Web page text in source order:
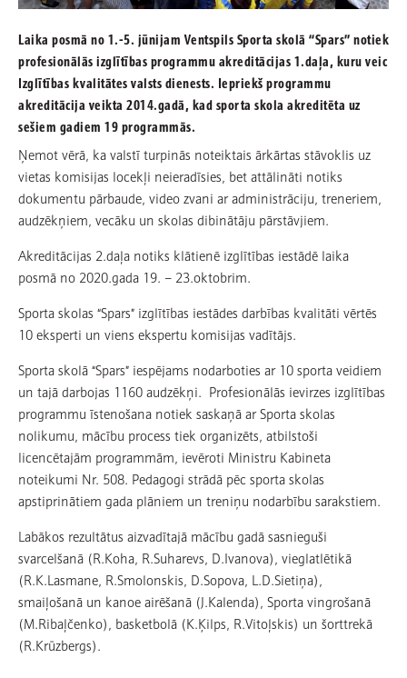
Laika posmā no 1.-5. jūnijam Ventspils Sporta skolā “Spars” notiek
profesionālās izglītības programmu akreditācijas 1.daļa, kuru veic
Izglītības kvalitātes valsts dienests. Iepriekš programmu
akreditācija veikta 2014.gadā, kad sporta skola akreditēta uz
sešiem gadiem 19 programmās.
Ņemot vērā, ka valstī turpinās noteiktais ārkārtas stāvoklis uz
vietas komisijas locekļi neieradīsies, bet attālināti notiks
dokumentu pārbaude, video zvani ar administrāciju, treneriem,
audzēkņiem, vecāku un skolas dibinātāju pārstāvjiem.
Akreditācijas 2.daļa notiks klātienē izglītības iestādē laika
posmā no 2020.gada 19. – 23.oktobrim.
Sporta skolas “Spars” izglītības iestādes darbības kvalitāti vērtēs
10 eksperti un viens ekspertu komisijas vadītājs.
Sporta skolā “Spars” iespējams nodarboties ar 10 sporta veidiem
un tajā darbojas 1160 audzēkņi. Profesionālās ievirzes izglītības
programmu īstenošana notiek saskaņā ar Sporta skolas
nolikumu, mācību process tiek organizēts, atbilstoši
licencētajām programmām, ievēroti Ministru Kabineta
noteikumi Nr. 508. Pedagogi strādā pēc sporta skolas
apstiprinātiem gada plāniem un treniņu nodarbību sarakstiem.
Labākos rezultātus aizvadītajā mācību gadā sasnieguši
svarcelšanā (R.Koha, R.Suharevs, D.Ivanova), vieglatlētikā
(R.K.Lasmane, R.Smolonskis, D.Sopova, L.D.Sietiņa),
smaiļošanā un kanoe airēšanā (J.Kalenda), Sporta vingrošanā
(M.Ribaļčenko), basketbolā (K.Ķilps, R.Vitoļskis) un šorttrekā
(R.Krūzbergs).